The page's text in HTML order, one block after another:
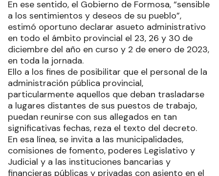
En ese sentido, el Gobierno de Formosa, “sensible
a los sentimientos y deseos de su pueblo”,
estimó oportuno declarar asueto administrativo
en todo el ámbito provincial el 23, 26 y 30 de
diciembre del año en curso y 2 de enero de 2023,
en toda la jornada.
Ello a los fines de posibilitar que el personal de la
administración pública provincial,
particularmente aquellos que deban trasladarse
a lugares distantes de sus puestos de trabajo,
puedan reunirse con sus allegados en tan
significativas fechas, reza el texto del decreto.
En esa línea, se invita a las municipalidades,
comisiones de fomento, poderes Legislativo y
Judicial y a las instituciones bancarias y
financieras públicas y privadas con asiento en el